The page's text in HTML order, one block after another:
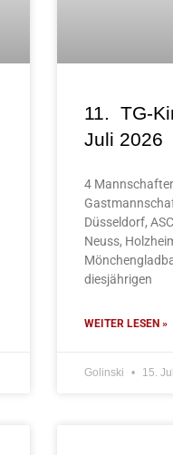
11. TG-
Juli 2026
4
Düsseldorf,
Neuss,
diesjährigen
WEITER LESEN »
Golinski 15.